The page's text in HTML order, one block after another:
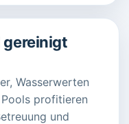
gereinigt
Wasserwerten
profitieren
und